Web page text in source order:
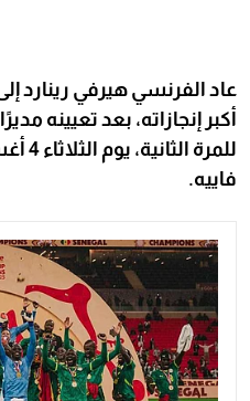
عاد الفرنسي هيرفي رينارد
أكبر إنجازاته، بعد تعيينه
فاييه.